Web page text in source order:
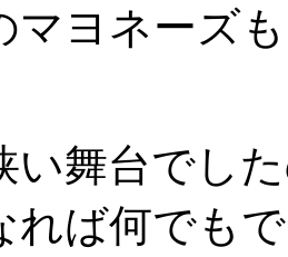
マヨネーズも
い舞台でし
れば何でも